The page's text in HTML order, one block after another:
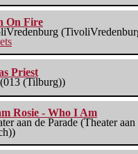
On Fire
Priest
(Tilburg))
Rosie - Who I Am
aan de Parade (Theater